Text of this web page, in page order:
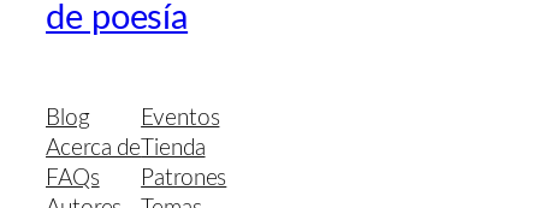
de poesía
Blog
Acerca de
FAQs
Eventos
Tienda
Patrones